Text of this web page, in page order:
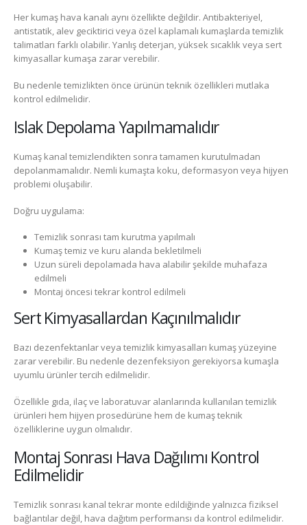
Her kumaş hava kanalı aynı özellikte değildir. Antibakteriyel,
antistatik, alev geciktirici veya özel kaplamalı kumaşlarda temizlik
talimatları farklı olabilir. Yanlış deterjan, yüksek sıcaklık veya sert
kimyasallar kumaşa zarar verebilir.
Bu nedenle temizlikten önce ürünün teknik özellikleri mutlaka
kontrol edilmelidir.
Islak Depolama Yapılmamalıdır
Kumaş kanal temizlendikten sonra tamamen kurutulmadan
depolanmamalıdır. Nemli kumaşta koku, deformasyon veya hijyen
problemi oluşabilir.
Doğru uygulama:
Temizlik sonrası tam kurutma yapılmalı
Kumaş temiz ve kuru alanda bekletilmeli
Uzun süreli depolamada hava alabilir şekilde muhafaza
edilmeli
Montaj öncesi tekrar kontrol edilmeli
Sert Kimyasallardan Kaçınılmalıdır
Bazı dezenfektanlar veya temizlik kimyasalları kumaş yüzeyine
zarar verebilir. Bu nedenle dezenfeksiyon gerekiyorsa kumaşla
uyumlu ürünler tercih edilmelidir.
Özellikle gıda, ilaç ve laboratuvar alanlarında kullanılan temizlik
ürünleri hem hijyen prosedürüne hem de kumaş teknik
özelliklerine uygun olmalıdır.
Montaj Sonrası Hava Dağılımı Kontrol
Edilmelidir
Temizlik sonrası kanal tekrar monte edildiğinde yalnızca fiziksel
bağlantılar değil, hava dağıtım performansı da kontrol edilmelidir.